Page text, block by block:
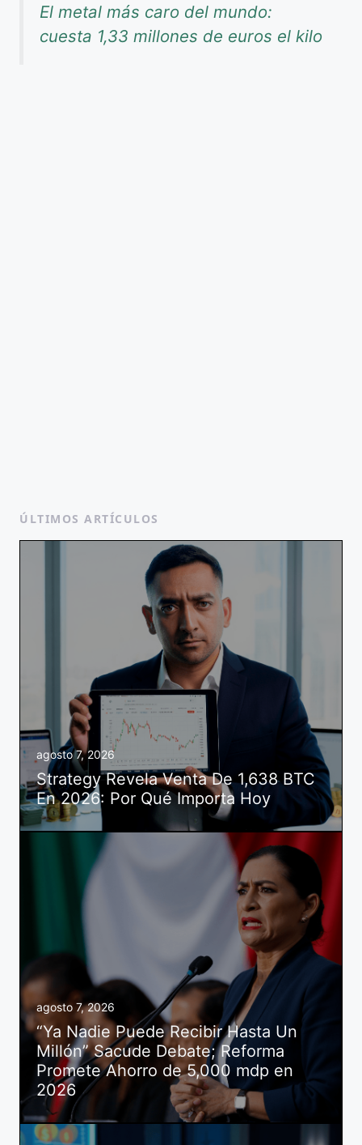
El metal más caro del mundo:
cuesta 1,33 millones de euros el kilo
ÚLTIMOS ARTÍCULOS
agosto 7, 2026
Strategy Revela Venta De 1,638 BTC
En 2026: Por Qué Importa Hoy
agosto 7, 2026
“Ya Nadie Puede Recibir Hasta Un
Millón” Sacude Debate; Reforma
Promete Ahorro de 5,000 mdp en
2026